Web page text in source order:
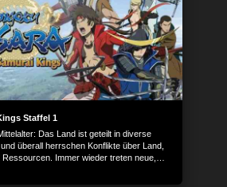
Staffel 1
Das Land ist geteilt in diverse
überall herrschen Konflikte über Land,
Immer wieder treten neue,